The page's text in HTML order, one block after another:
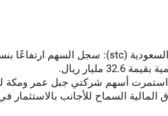
مليار ريال.
استمرت أسهم شركتي جبل عمر ومكة
المالية السماح للأجانب بالاستثمار